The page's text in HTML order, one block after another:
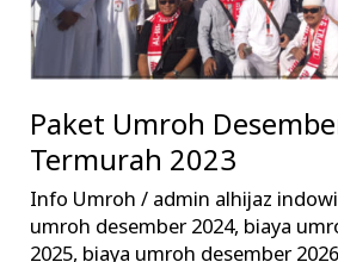
Paket Umroh
Termurah 2023
Info Umroh / admin alhijaz
umroh desember 2024, biaya
2025, biaya umroh desember 2026